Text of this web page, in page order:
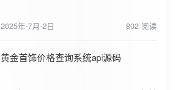
2025年-7月-2日 802 阅读
黄金首饰价格查询系统api源码